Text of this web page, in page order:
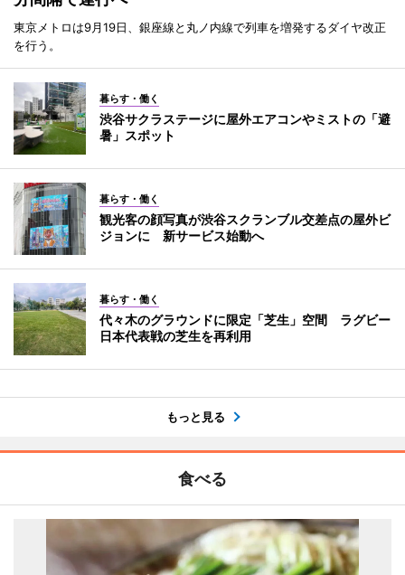
東京メトロは9月19日、銀座線と丸ノ内線で列車を増発するダイヤ改正
を行う。
暮らす・働く
渋谷サクラステージに屋外エアコンやミストの「避
暑」スポット
暮らす・働く
観光客の顔写真が渋谷スクランブル交差点の屋外ビ
ジョンに 新サービス始動へ
暮らす・働く
代々木のグラウンドに限定「芝生」空間 ラグビー
日本代表戦の芝生を再利用
もっと見る
食べる